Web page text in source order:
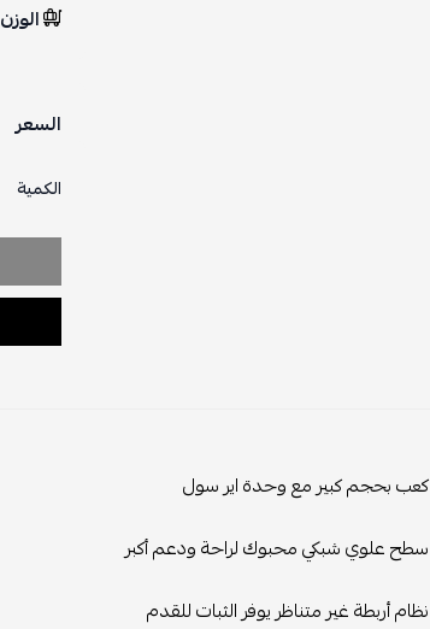
الوزن
السعر
الكمية
كعب بحجم كبير مع وحدة اير سول
سطح علوي شبكي محبوك لراحة ودعم أكبر
نظام أربطة غير متناظر يوفر الثبات للقدم